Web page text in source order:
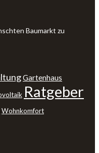
Baumarkt zu
Gartenhaus
Ratgeber
Wohnkomfort